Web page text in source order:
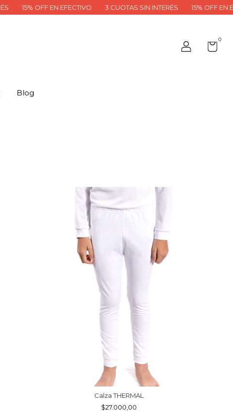
15% OFF EN EFECTIVO 3 CUOTAS SIN INTERÉS 15% OFF EN
0
Blog
Calza THERMAL
$27.000,00